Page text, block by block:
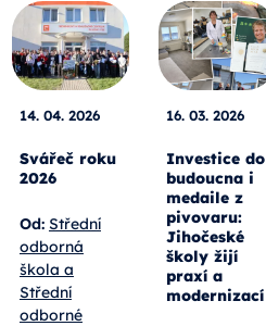
14. 04. 2026
Svářeč roku
2026
Od: Střední
odborná
škola a
Střední
odborné
16. 03. 2026
Investice do
budoucna i
medaile z
pivovaru:
Jihočeské
školy žijí
praxí a
modernizací